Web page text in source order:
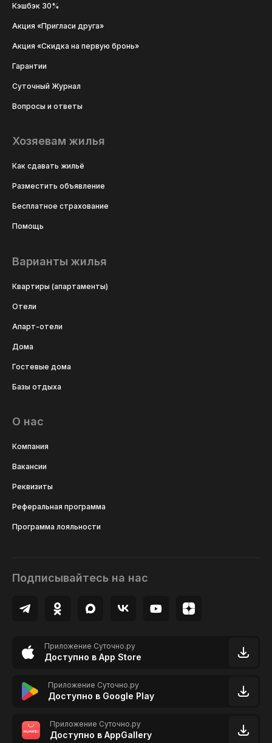
Кэшбэк 30%
Акция «Пригласи друга»
Акция «Скидка на первую бронь»
Гарантии
Суточный Журнал
Вопросы и ответы
Хозяевам жилья
Как сдавать жильё
Разместить объявление
Бесплатное страхование
Помощь
Варианты жилья
Квартиры (апартаменты)
Отели
Апарт-отели
Дома
Гостевые дома
Базы отдыха
О нас
Компания
Вакансии
Реквизиты
Реферальная программа
Программа лояльности
Подписывайтесь на нас
Приложение Суточно.ру
Доступно в App Store
Приложение Суточно.ру
Доступно в Google Play
Приложение Суточно.ру
Доступно в AppGallery